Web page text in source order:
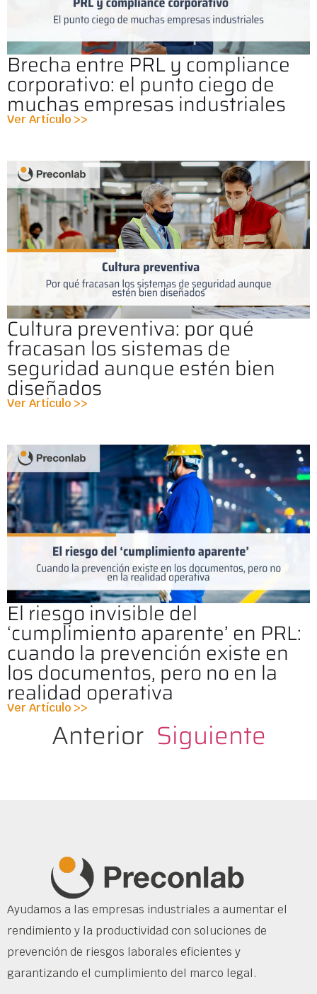
Brecha entre PRL y compliance
corporativo: el punto ciego de
muchas empresas industriales
Ver Artículo >>
Cultura preventiva: por qué
fracasan los sistemas de
seguridad aunque estén bien
diseñados
Ver Artículo >>
El riesgo invisible del
‘cumplimiento aparente’ en PRL:
cuando la prevención existe en
los documentos, pero no en la
realidad operativa
Ver Artículo >>
Anterior Siguiente
Ayudamos a las empresas industriales a aumentar el
rendimiento y la productividad con soluciones de
prevención de riesgos laborales eficientes y
garantizando el cumplimiento del marco legal.